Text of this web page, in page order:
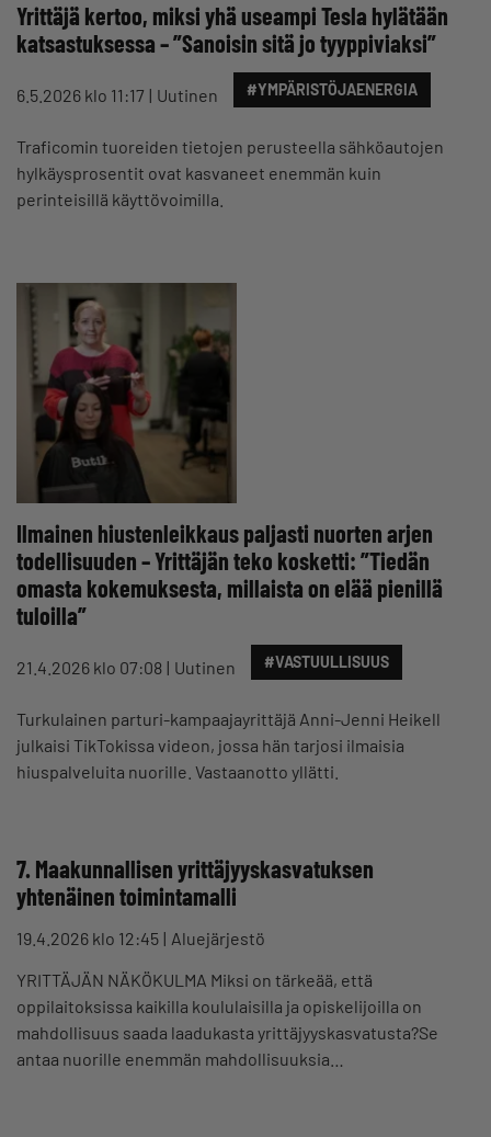
Yrittäjä kertoo, miksi yhä useampi Tesla hylätään
katsastuksessa – ”Sanoisin sitä jo tyyppiviaksi”
6.5.2026 klo 11:17 Uutinen #YMPÄRISTÖJAENERGIA
Traficomin tuoreiden tietojen perusteella sähköautojen
hylkäysprosentit ovat kasvaneet enemmän kuin
perinteisillä käyttövoimilla.
Ilmainen hiustenleikkaus paljasti nuorten arjen
todellisuuden – Yrittäjän teko kosketti: ”Tiedän
omasta kokemuksesta, millaista on elää pienillä
tuloilla”
21.4.2026 klo 07:08 Uutinen #VASTUULLISUUS
Turkulainen parturi-kampaajayrittäjä Anni-Jenni Heikell
julkaisi TikTokissa videon, jossa hän tarjosi ilmaisia
hiuspalveluita nuorille. Vastaanotto yllätti.
7. Maakunnallisen yrittäjyyskasvatuksen
yhtenäinen toimintamalli
19.4.2026 klo 12:45
Aluejärjestö
YRITTÄJÄN NÄKÖKULMA Miksi on tärkeää, että
oppilaitoksissa kaikilla koululaisilla ja opiskelijoilla on
mahdollisuus saada laadukasta yrittäjyyskasvatusta?Se
antaa nuorille enemmän mahdollisuuksia…